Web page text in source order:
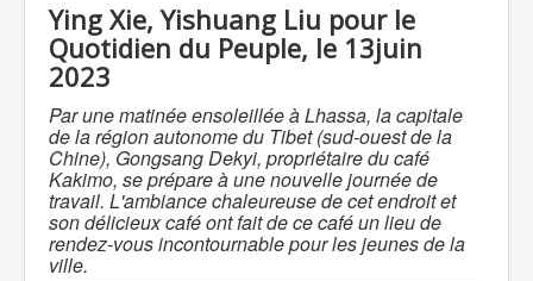
Ying Xie, Yishuang Liu pour le
Quotidien du Peuple, le 13juin
2023
Par une matinée ensoleillée à Lhassa, la capitale
de la région autonome du Tibet (sud-ouest de la
Chine), Gongsang Dekyi, propriétaire du café
Kakimo, se prépare à une nouvelle journée de
travail. L'ambiance chaleureuse de cet endroit et
son délicieux café ont fait de ce café un lieu de
rendez-vous incontournable pour les jeunes de la
ville.